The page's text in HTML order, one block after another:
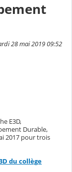
28 mai 2019 09:52
E3D,
Durable,
2017 pour trois
du collège